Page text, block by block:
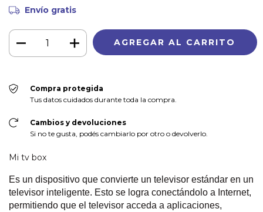
Envío gratis
Compra protegida
Tus datos cuidados durante toda la compra.
Cambios y devoluciones
Si no te gusta, podés cambiarlo por otro o devolverlo.
Mi tv box
Es un dispositivo que convierte un televisor estándar en un
televisor inteligente. Esto se logra conectándolo a Internet,
permitiendo que el televisor acceda a aplicaciones,